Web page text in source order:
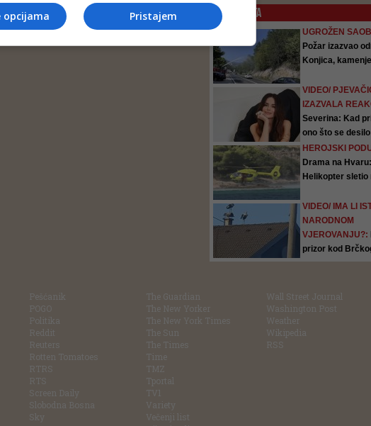
24 SATA
UGROŽEN
Požar izazvao
Konjica,
VIDEO/
IZAZVALA
Severina: Kad
ono što se desilo
HEROJSKI
Drama na Hvaru:
Helikopter sletio
VIDEO/ IMA LI
NARODNOM
VJEROVANJU?:
prizor kod
ljude:...
Pešćanik
POGO
Politika
Reddit
Reuters
Rotten Tomatoes
RTRS
RTS
Screen Daily
Slobodna Bosna
Sky
The Guardian
The New Yorker
The New York Times
The Sun
The Times
Time
TMZ
Tportal
TV1
Variety
Večenji list
Wall Street Journal
Washington Post
Weather
Wikipedia
RSS
Pristajem
opcijama